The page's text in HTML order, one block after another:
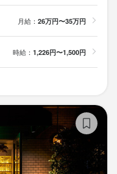
月給： 26万円〜35万円
時給： 1,226円〜1,500円